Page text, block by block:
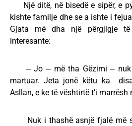
Një ditë, në bisedë e sipër, e
kishte familje dhe se a ishte i
Gjata më dha një përgjigje të
interesante:
‒ Jo ‒ më tha Gëzimi ‒ nuk
martuar. Jeta jonë këtu ka
Asllan, e ke të vështirtë t’i marrësh
Nuk i thashë asnjë fjalë më